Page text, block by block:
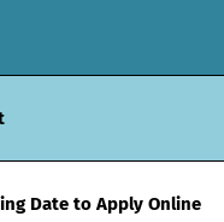
Date to Apply Online